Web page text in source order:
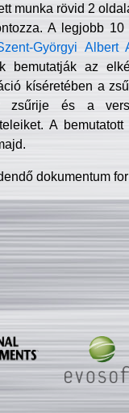
munka rövid 2
A legjobb
Györgyi Albert
bemutatják az
kíséretében a
zsűrije és a
A
dokumentum